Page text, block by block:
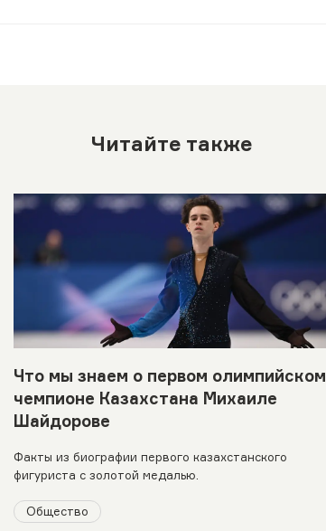
Читайте также
Что мы знаем о первом олимпийском
чемпионе Казахстана Михаиле
Шайдорове
Факты из биографии первого казахстанского
фигуриста с золотой медалью.
Общество